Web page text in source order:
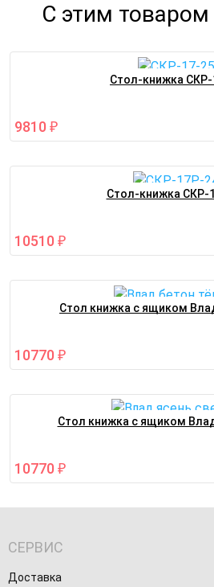
С этим
Стол-книжка СКР-
9810 ₽
Стол-книжка СКР-
10510 ₽
Стол книжка с ящиком
10770 ₽
Стол книжка с ящиком
10770 ₽
СЕРВИС
Доставка